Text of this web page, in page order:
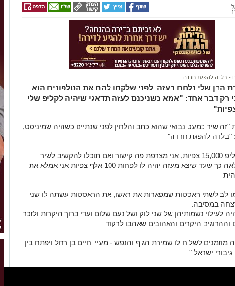
- בלדה להפגת חרדה
הבן שלי נלחם בעזה. לפני שלקחו להם את הטלפונים הוא
רק דבר אחד: "אמא כשניכנס לעזה תדאגי שיהיה לקליפ שלי
שיר כמעט נבואי שהוא כתב והלחין לפני שנתיים כשהיה שמיניסט,
"בלדה להפגת חרדה"
כרגע יש לקליפ 15,000 צפיות, אני מצרפת פה קישור ואם תוכלו להקשיב לשיר
ולהעביר הלאה כך שעד שיצא מעזה יהיה לו לפחות 100 אלף צפיות אני אמלא את
לב לשתי ראסטות שמפארות את ראשו, את הראסטות עשתה לו שני
במסיבה.
לעילוי נשמותיהן של שני לוק ושל נעם שלום ועדי ברוך היקרות ולזכר
וההרוגים היקרים והאהובים שאהבו לרקוד
מוזמנים לשלוח לו שמירת הגוף והנפש - מעיין חיים בן רחל ויפתח בין
גיבורי ישראל "